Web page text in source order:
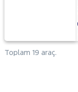
Toplam 19 araç.